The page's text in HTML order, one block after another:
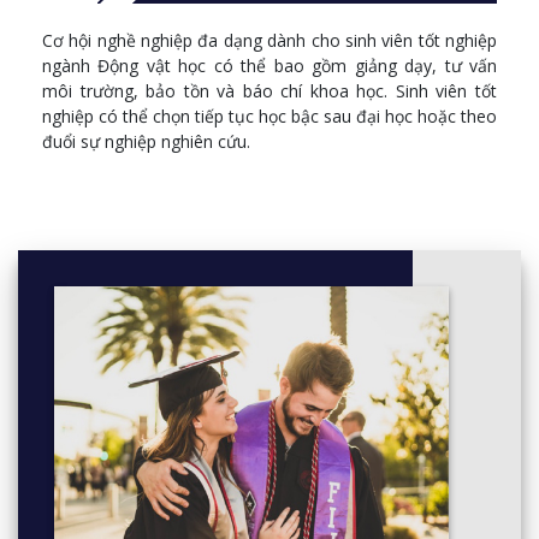
Trong suốt khóa học, sinh viên có cơ hội phát triển các kỹ năng
về phương pháp khoa học và giao tiếp. Ngoài ra sinh viên còn có
cơ hội để trải nghiệm chuyên môn khi thực hiện một năm thực
tập, giữa năm học thứ hai và thứ ba.
Thông tin thêm: Clickhere
Comparative Form and Function in Animals (Core)
Genetics (Core)
Integrative Biochemistry (Core)
Introduction to Animal Behaviour and Welfare (Core)
Research Methods for Life Scientists 1 (Core)
Vertebrate Physiology (Core)
Second Year
Conservation Biology (Core)
Evolution (Core)
Cơ hội nghề nghiệp đa dạng dành cho sinh viên tốt nghiệp
ngành Động vật học có thể bao gồm giảng dạy, tư vấn
môi trường, bảo tồn và báo chí khoa học. Sinh viên tốt
nghiệp có thể chọn tiếp tục học bậc sau đại học hoặc theo
đuổi sự nghiệp nghiên cứu.